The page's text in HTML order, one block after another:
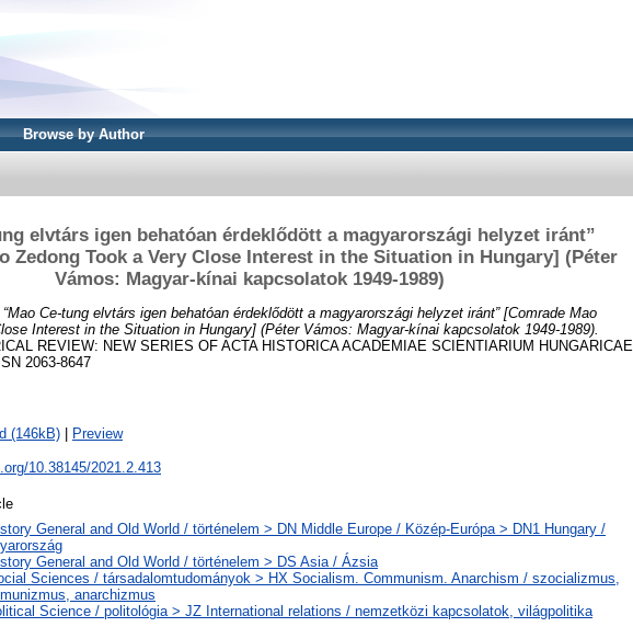
Browse by Author
elvtárs igen behatóan érdeklődött a magyarországi helyzet iránt”
Zedong Took a Very Close Interest in the Situation in Hungary] (Péter
Vámos: Magyar-kínai kapcsolatok 1949-1989)
“Mao Ce-tung elvtárs igen behatóan érdeklődött a magyarországi helyzet iránt” [Comrade Mao
Interest in the Situation in Hungary] (Péter Vámos: Magyar-kínai kapcsolatok 1949-1989).
REVIEW: NEW SERIES OF ACTA HISTORICA ACADEMIAE SCIENTIARIUM HUNGARICAE,
2063-8647
(146kB) Preview
10.38145/2021.2.413
General and Old World / történelem > DN Middle Europe / Közép-Európa > DN1 Hungary /
General and Old World / történelem > DS Asia / Ázsia
Sciences / társadalomtudományok > HX Socialism. Communism. Anarchism / szocializmus,
anarchizmus
Science / politológia > JZ International relations / nemzetközi kapcsolatok, világpolitika